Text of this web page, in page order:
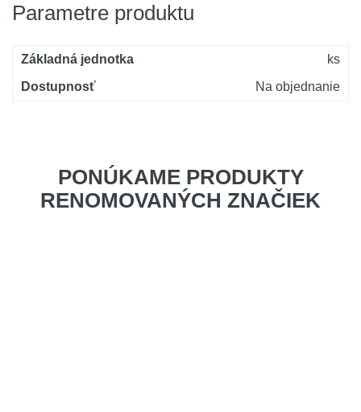
Parametre produktu
Základná jednotka
ks
Dostupnosť
Na objednanie
PONÚKAME PRODUKTY
RENOMOVANÝCH ZNAČIEK